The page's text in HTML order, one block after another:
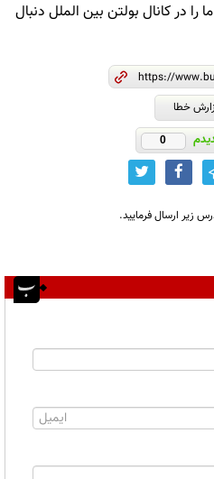
در کانال بولتن بین الملل دنبال
خطا
0
زیر ارسال فرمایید.